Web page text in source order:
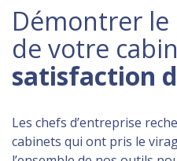
Démontrer le
de votre
satisfaction
Les chefs d’entreprise
cabinets qui ont pris le